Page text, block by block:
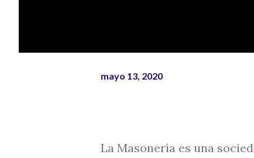
mayo 13, 2020
La Masonería es una